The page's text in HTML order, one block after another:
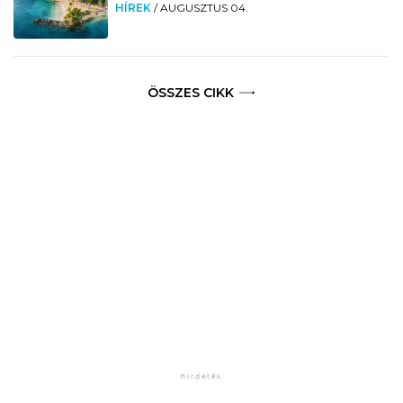
HÍREK /AUGUSZTUS 04.
ÖSSZES CIKK